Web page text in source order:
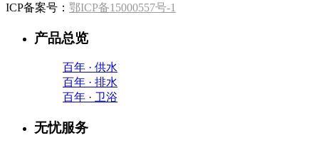
ICP备案号： 鄂ICP备15000557号-1
产品总览
百年 · 供水
百年 · 排水
百年 · 卫浴
无忧服务